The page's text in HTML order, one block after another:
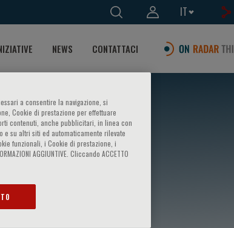
IT
NEWS CONTATTACI
a consentire la navigazione, si
Cookie di prestazione per effettuare
contenuti, anche pubblicitari, in linea con
e su altri siti ed automaticamente rilevate
funzionali, i Cookie di prestazione, i
AGGIUNTIVE. Cliccando ACCETTO